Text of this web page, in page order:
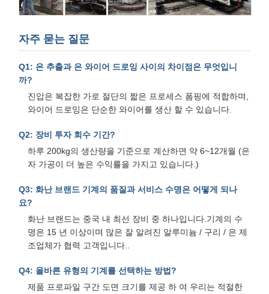
자주 묻는 질문
Q1: 은 추출과 은 와이어 드로잉 사이의 차이점은 무엇입니
까?
진압은 복잡한 가로 절단의 짧은 프로세스 폼핑에 적합하며,
와이어 드로잉은 단순한 와이어를 생산 할 수 있습니다.
Q2: 장비 투자 회수 기간?
하루 200kg의 생산량을 기준으로 계산하면 약 6~12개월 (은
자 가공이 더 높은 수익률을 가지고 있습니다.)
Q3: 화난 브랜드 기계의 품질과 서비스 수명은 어떻게 되나
요?
화난 브랜드는 중국 내 최선 장비 중 하나입니다.기계의 수
명은 15 년 이상이며 많은 잘 알려진 알루미늄 / 구리 / 은 제
조업체가 협력 고객입니다..
Q4: 올바른 유형의 기계를 선택하는 방법?
제품 프로파일 구간 도면 크기를 제공 하 여 우리는 적절한